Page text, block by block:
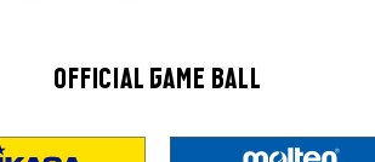
OFFICIAL GAME BALL